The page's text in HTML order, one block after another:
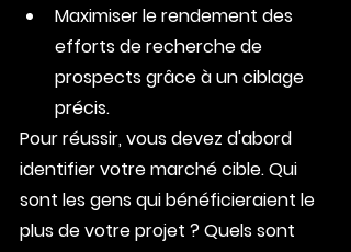
Maximiser le rendement des
efforts de recherche de
prospects grâce à un ciblage
précis.
Pour réussir, vous devez d'abord
identifier votre marché cible. Qui
sont les gens qui bénéficieraient le
plus de votre projet ? Quels sont